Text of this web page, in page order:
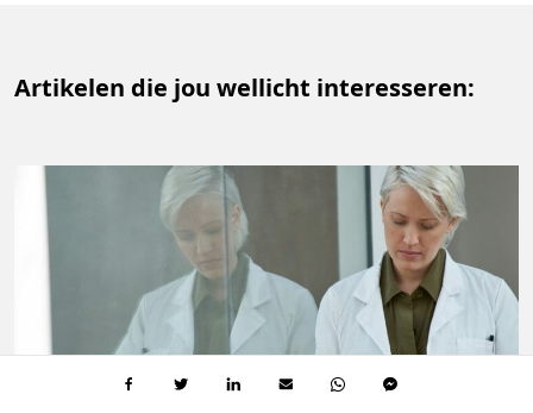
Artikelen die jou wellicht interesseren: